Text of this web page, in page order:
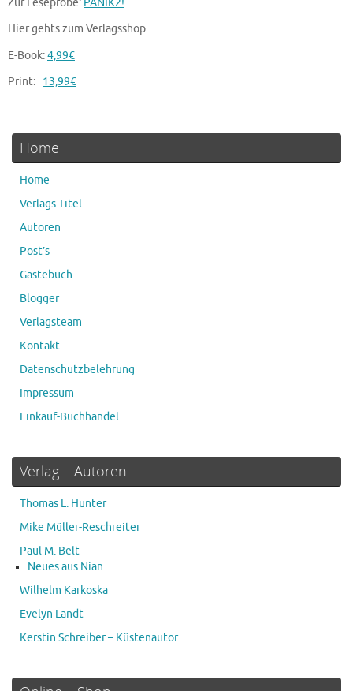
Hier gehts zum Verlagsshop
E-Book:4,99€
Print: 13,99€
Home
Home
Verlags Titel
Autoren
Post’s
Gästebuch
Blogger
Verlagsteam
Kontakt
Datenschutzbelehrung
Impressum
Einkauf-Buchhandel
Verlag – Autoren
Thomas L. Hunter
Mike Müller-Reschreiter
Paul M. Belt
Neues aus Nian
Wilhelm Karkoska
Evelyn Landt
Kerstin Schreiber – Küstenautor